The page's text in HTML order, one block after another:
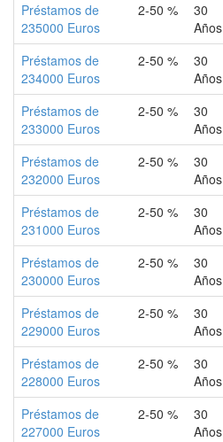
Préstamos de
235000 Euros
2-50 %
30
Años
Préstamos de
234000 Euros
2-50 %
30
Años
Préstamos de
233000 Euros
2-50 %
30
Años
Préstamos de
232000 Euros
2-50 %
30
Años
Préstamos de
231000 Euros
2-50 %
30
Años
Préstamos de
230000 Euros
2-50 %
30
Años
Préstamos de
229000 Euros
2-50 %
30
Años
Préstamos de
228000 Euros
2-50 %
30
Años
Préstamos de
227000 Euros
2-50 %
30
Años